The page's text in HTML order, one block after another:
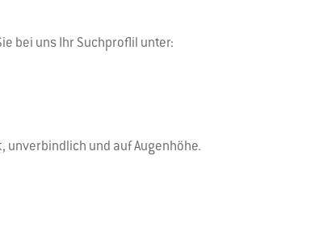
bei uns Ihr Suchproflil unter:
unverbindlich und auf Augenhöhe.